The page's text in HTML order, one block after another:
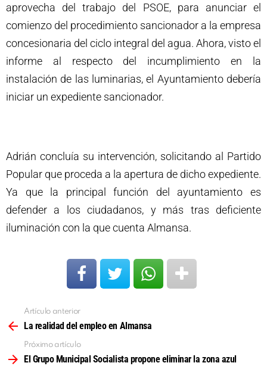
aprovecha del trabajo del PSOE, para anunciar el
comienzo del procedimiento sancionador a la empresa
concesionaria del ciclo integral del agua. Ahora, visto el
informe al respecto del incumplimiento en la
instalación de las luminarias, el Ayuntamiento debería
iniciar un expediente sancionador.
Adrián concluía su intervención, solicitando al Partido
Popular que proceda a la apertura de dicho expediente.
Ya que la principal función del ayuntamiento es
defender a los ciudadanos, y más tras deficiente
iluminación con la que cuenta Almansa.
más
Artículo anterior
La realidad del empleo en Almansa
Próximo artículo
El Grupo Municipal Socialista propone eliminar la zona azul